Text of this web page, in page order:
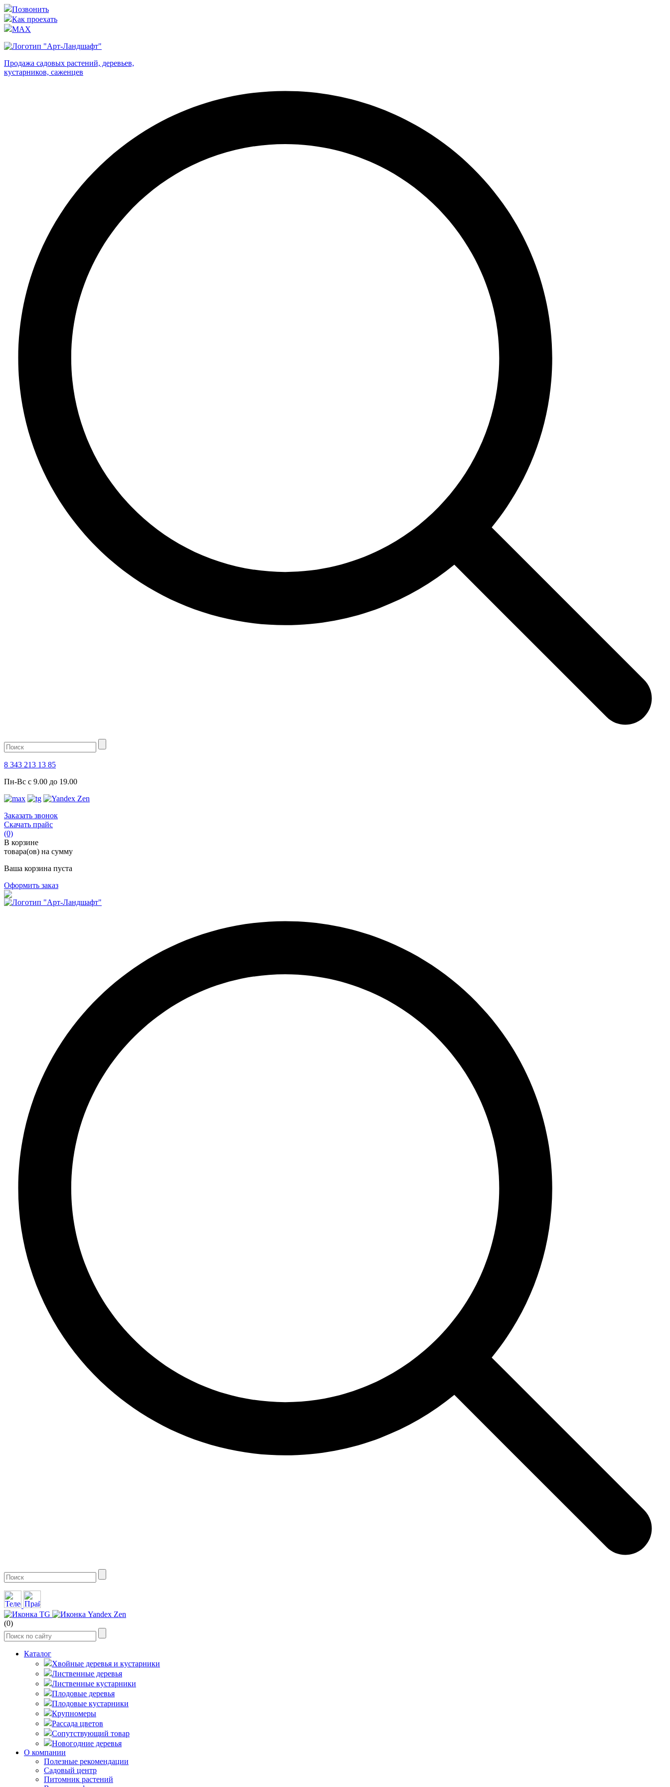
Позвонить
Как проехать
MAX
Продажа садовых растений, деревьев,
кустарников, саженцев
8 343 213 13 85
Пн-Вс с 9.00 до 19.00
Заказать звонок
Скачать прайс
(0)
В корзине
товара(ов) на сумму
Ваша корзина пуста
Оформить заказ
(0)
Каталог
Хвойные деревья и кустарники
Лиственные деревья
Лиственные кустарники
Плодовые деревья
Плодовые кустарники
Крупномеры
Рассада цветов
Сопутствующий товар
Новогодние деревья
О компании
Полезные рекомендации
Садовый центр
Питомник растений